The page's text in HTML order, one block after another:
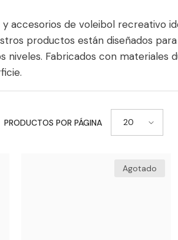
accesorios de voleibol recreativo
productos están diseñados
Fabricados con materiales
PRODUCTOS POR PÁGINA 20
Agotado